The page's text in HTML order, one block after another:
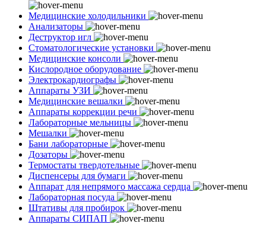
Медицинские холодильники
Анализаторы
Деструктор игл
Стоматологические установки
Медицинские консоли
Кислородное оборудование
Электрокардиографы
Аппараты УЗИ
Медицинские вешалки
Аппараты коррекции речи
Лабораторные мельницы
Мешалки
Бани лабораторные
Дозаторы
Термостаты твердотельные
Диспенсеры для бумаги
Аппарат для непрямого массажа сердца
Лабораторная посуда
Штативы для пробирок
Аппараты СИПАП